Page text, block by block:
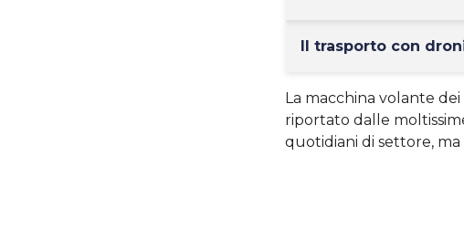
Il trasporto con
La macchina volante dei
riportato dalle
quotidiani di settore,